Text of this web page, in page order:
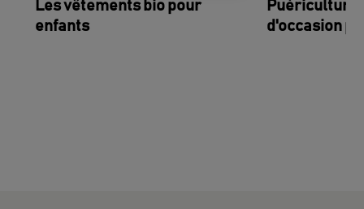
Les vêtements bio pour
enfants
Puériculture
d'occasion